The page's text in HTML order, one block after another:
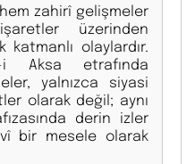
zahirî gelişmeler
üzerinden
katmanlı olaylardır.
i Aksa etrafında
yalnızca siyasi
olarak değil; aynı
derin izler
bir mesele olarak